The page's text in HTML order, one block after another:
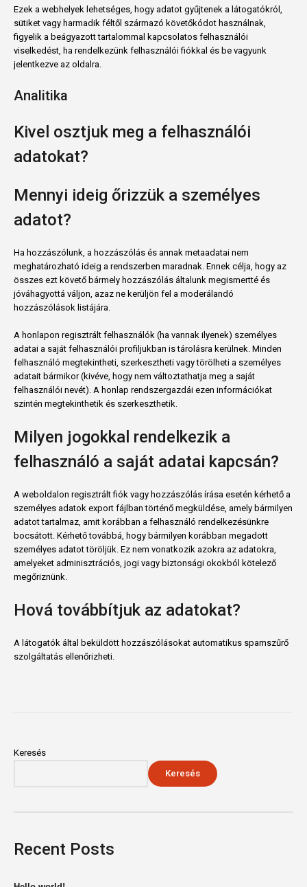
Ezek a webhelyek lehetséges, hogy adatot gyűjtenek a látogatókról,
sütiket vagy harmadik féltől származó követőkódot használnak,
figyelik a beágyazott tartalommal kapcsolatos felhasználói
viselkedést, ha rendelkezünk felhasználói fiókkal és be vagyunk
jelentkezve az oldalra.
Analitika
Kivel osztjuk meg a felhasználói
adatokat?
Mennyi ideig őrizzük a személyes
adatot?
Ha hozzászólunk, a hozzászólás és annak metaadatai nem
meghatározható ideig a rendszerben maradnak. Ennek célja, hogy az
összes ezt követő bármely hozzászólás általunk megismertté és
jóváhagyottá váljon, azaz ne kerüljön fel a moderálandó
hozzászólások listájára.
A honlapon regisztrált felhasználók (ha vannak ilyenek) személyes
adatai a saját felhasználói profiljukban is tárolásra kerülnek. Minden
felhasználó megtekintheti, szerkesztheti vagy törölheti a személyes
adatait bármikor (kivéve, hogy nem változtathatja meg a saját
felhasználói nevét). A honlap rendszergazdái ezen információkat
szintén megtekinthetik és szerkeszthetik.
Milyen jogokkal rendelkezik a
felhasználó a saját adatai kapcsán?
A weboldalon regisztrált fiók vagy hozzászólás írása esetén kérhető a
személyes adatok export fájlban történő megküldése, amely bármilyen
adatot tartalmaz, amit korábban a felhasználó rendelkezésünkre
bocsátott. Kérhető továbbá, hogy bármilyen korábban megadott
személyes adatot töröljük. Ez nem vonatkozik azokra az adatokra,
amelyeket adminisztrációs, jogi vagy biztonsági okokból kötelező
megőriznünk.
Hová továbbítjuk az adatokat?
A látogatók által beküldött hozzászólásokat automatikus spamszűrő
szolgáltatás ellenőrizheti.
Keresés
Keresés
Recent Posts